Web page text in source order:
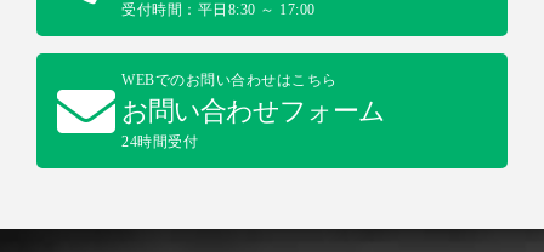
受付時間：平日8:30 ～ 17:00
WEBでのお問い合わせはこちら
お問い合わせフォーム
24時間受付